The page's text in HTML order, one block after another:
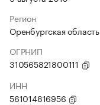
Регион
Оренбургская область
ОГРНИП
310565821800111
ИНН
561014816956